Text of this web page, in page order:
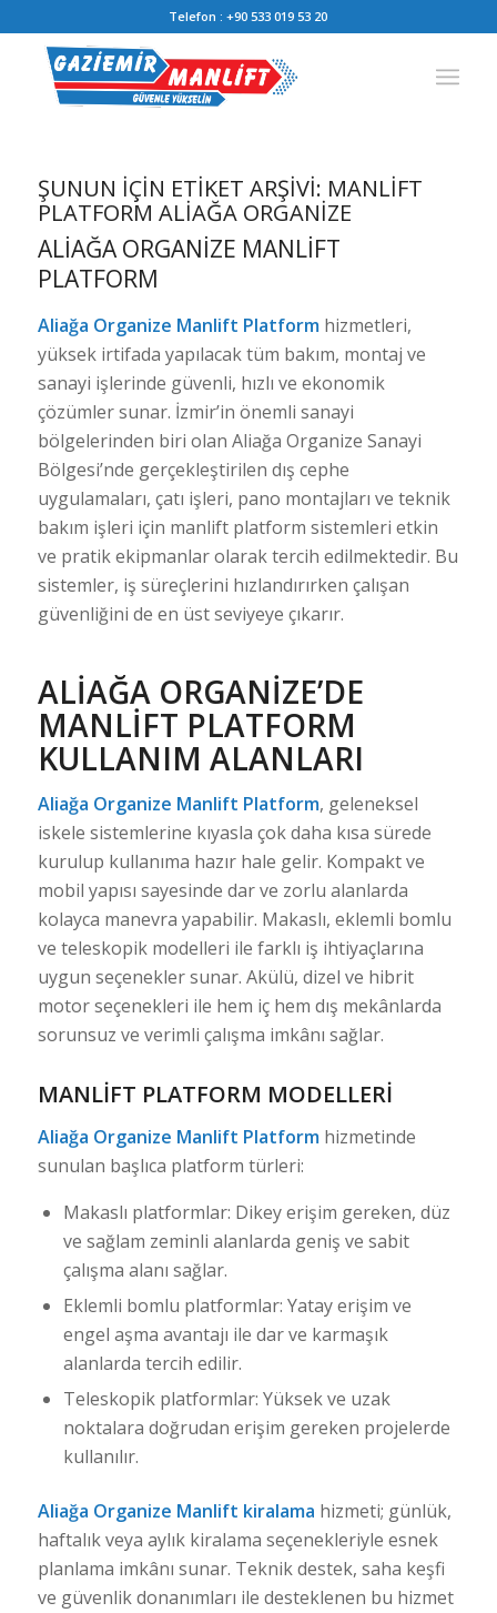
Telefon :+90 533 019 53 20
ŞUNUN IÇIN ETIKET ARŞIVI: MANLIFT
PLATFORM ALIAĞA ORGANIZE
ALIAĞA ORGANIZE MANLIFT
PLATFORM
Aliağa Organize Manlift Platformhizmetleri,
yüksek irtifada yapılacak tüm bakım, montaj ve
sanayi işlerinde güvenli, hızlı ve ekonomik
çözümler sunar. İzmir’in önemli sanayi
bölgelerinden biri olan Aliağa Organize Sanayi
Bölgesi’nde gerçekleştirilen dış cephe
uygulamaları, çatı işleri, pano montajları ve teknik
bakım işleri için manlift platform sistemleri etkin
ve pratik ekipmanlar olarak tercih edilmektedir. Bu
sistemler, iş süreçlerini hızlandırırken çalışan
güvenliğini de en üst seviyeye çıkarır.
ALIAĞA ORGANIZE’DE
MANLIFT PLATFORM
KULLANIM ALANLARI
Aliağa Organize Manlift Platform, geleneksel
iskele sistemlerine kıyasla çok daha kısa sürede
kurulup kullanıma hazır hale gelir. Kompakt ve
mobil yapısı sayesinde dar ve zorlu alanlarda
kolayca manevra yapabilir. Makaslı, eklemli bomlu
ve teleskopik modelleri ile farklı iş ihtiyaçlarına
uygun seçenekler sunar. Akülü, dizel ve hibrit
motor seçenekleri ile hem iç hem dış mekânlarda
sorunsuz ve verimli çalışma imkânı sağlar.
MANLIFT PLATFORM MODELLERI
Aliağa Organize Manlift Platformhizmetinde
sunulan başlıca platform türleri:
Makaslı platformlar: Dikey erişim gereken, düz
ve sağlam zeminli alanlarda geniş ve sabit
çalışma alanı sağlar.
Eklemli bomlu platformlar: Yatay erişim ve
engel aşma avantajı ile dar ve karmaşık
alanlarda tercih edilir.
Teleskopik platformlar: Yüksek ve uzak
noktalara doğrudan erişim gereken projelerde
kullanılır.
Aliağa Organize Manlift kiralama hizmeti; günlük,
haftalık veya aylık kiralama seçenekleriyle esnek
planlama imkânı sunar. Teknik destek, saha keşfi
ve güvenlik donanımları ile desteklenen bu hizmet